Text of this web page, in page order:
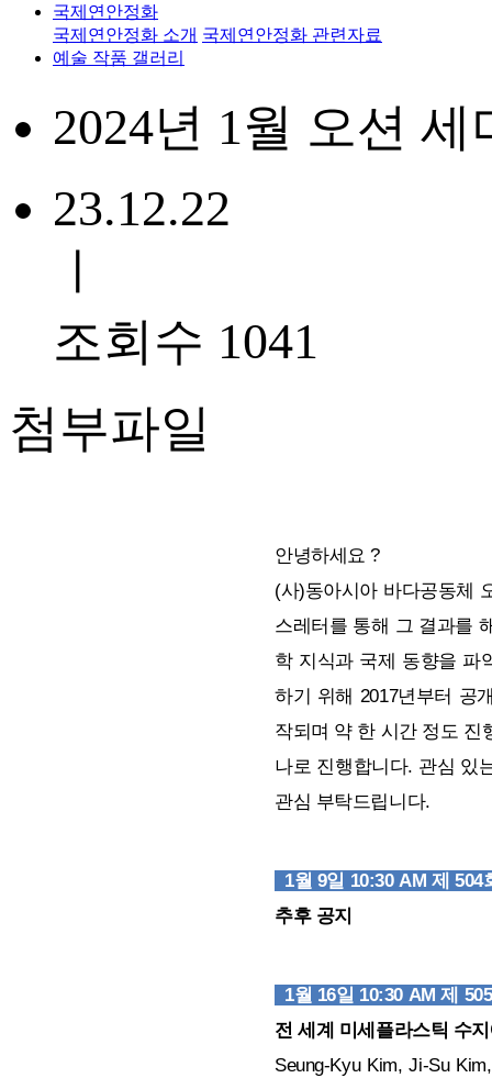
국제연안정화
국제연안정화 소개 국제연안정화 관련자료
예술 작품 갤러리
2024년 1월 오션
23.12.22
조회수 1041
첨부파일
안녕하세요 ?
(사)동아시아 바다공동체
스레터를 통해 그 결과를
학 지식과 국제 동향을 파
하기 위해 2017년부터 공
작되며 약 한 시간 정도 진
나로 진행합니다. 관심 있
관심 부탁드립니다.
1월 9일 10:30 AM 제 504
추후 공지
1월 16일 10:30 AM 제
전 세계 미세플라스틱 수
Seung-Kyu Kim, Ji-Su